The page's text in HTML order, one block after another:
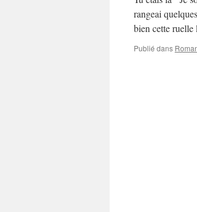
rangeai
bien cette
Publié dans